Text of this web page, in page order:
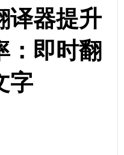
译器提升
：即时翻
字